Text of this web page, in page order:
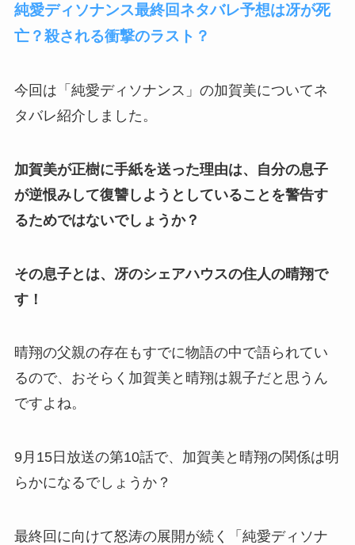
純愛ディソナンス最終回ネタバレ予想は冴が死
亡？殺される衝撃のラスト？
今回は「純愛ディソナンス」の加賀美についてネ
タバレ紹介しました。
加賀美が正樹に手紙を送った理由は、自分の息子
が逆恨みして復讐しようとしていることを警告す
るためではないでしょうか？
その息子とは、冴のシェアハウスの住人の晴翔で
す！
晴翔の父親の存在もすでに物語の中で語られてい
るので、おそらく加賀美と晴翔は親子だと思うん
ですよね。
9月15日放送の第10話で、加賀美と晴翔の関係は明
らかになるでしょうか？
最終回に向けて怒涛の展開が続く「純愛ディソナ